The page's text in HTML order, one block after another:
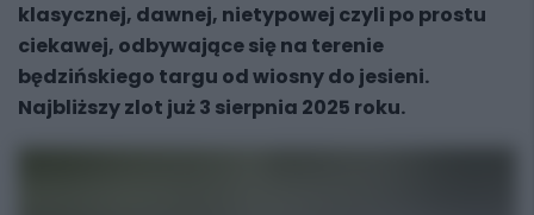
klasycznej, dawnej, nietypowej czyli po prostu
ciekawej, odbywające się na terenie
będzińskiego targu od wiosny do jesieni.
Najbliższy zlot już 3 sierpnia 2025 roku.